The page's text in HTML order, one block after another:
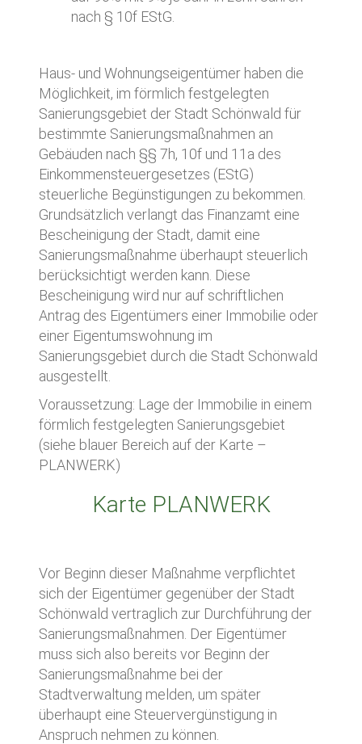
nach § 10f EStG.
Haus- und Wohnungseigentümer haben die
Möglichkeit, im förmlich festgelegten
Sanierungsgebiet der Stadt Schönwald für
bestimmte Sanierungsmaßnahmen an
Gebäuden nach §§ 7h, 10f und 11a des
Einkommensteuergesetzes (EStG)
steuerliche Begünstigungen zu bekommen.
Grundsätzlich verlangt das Finanzamt eine
Bescheinigung der Stadt, damit eine
Sanierungsmaßnahme überhaupt steuerlich
berücksichtigt werden kann. Diese
Bescheinigung wird nur auf schriftlichen
Antrag des Eigentümers einer Immobilie oder
einer Eigentumswohnung im
Sanierungsgebiet durch die Stadt Schönwald
ausgestellt.
Voraussetzung: Lage der Immobilie in einem
förmlich festgelegten Sanierungsgebiet
(siehe blauer Bereich auf der Karte –
PLANWERK)
Karte PLANWERK
Vor Beginn dieser Maßnahme verpflichtet
sich der Eigentümer gegenüber der Stadt
Schönwald vertraglich zur Durchführung der
Sanierungsmaßnahmen. Der Eigentümer
muss sich also bereits vor Beginn der
Sanierungsmaßnahme bei der
Stadtverwaltung melden, um später
überhaupt eine Steuervergünstigung in
Anspruch nehmen zu können.